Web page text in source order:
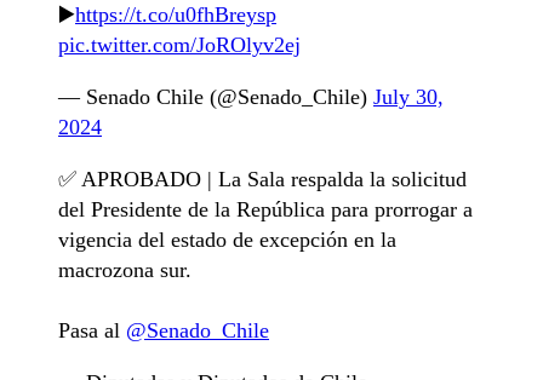
▶️https://t.co/u0fhBreysp
pic.twitter.com/JoROlyv2ej
— Senado Chile (@Senado_Chile) July 30,
2024
✅ APROBADO | La Sala respalda la solicitud
del Presidente de la República para prorrogar a
vigencia del estado de excepción en la
macrozona sur.
Pasa al @Senado_Chile